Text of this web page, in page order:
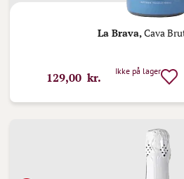
La Brava, Cava
129,00 kr. Ikke på lager